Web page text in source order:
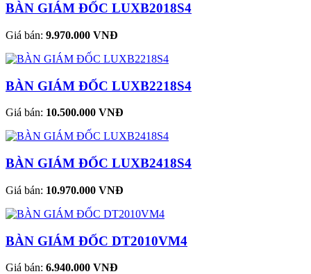
BÀN GIÁM ĐỐC LUXB2018S4
Giá bán: 9.970.000 VNĐ
BÀN GIÁM ĐỐC LUXB2218S4
Giá bán: 10.500.000 VNĐ
BÀN GIÁM ĐỐC LUXB2418S4
Giá bán: 10.970.000 VNĐ
BÀN GIÁM ĐỐC DT2010VM4
Giá bán: 6.940.000 VNĐ